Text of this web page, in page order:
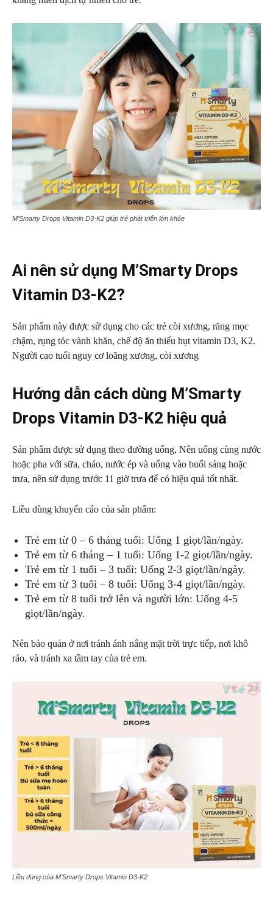
M’Smarty Drops Vitamin D3-K2 giúp trẻ phát triển lớn khỏe
Ai nên sử dụng M’Smarty Drops
Vitamin D3-K2?
Sản phẩm này được sử dụng cho các trẻ còi xương, răng mọc
chậm, rụng tóc vành khăn, chế độ ăn thiếu hụt vitamin D3, K2.
Người cao tuổi nguy cơ loãng xương, còi xương
Hướng dẫn cách dùng M’Smarty
Drops Vitamin D3-K2 hiệu quả
Sản phẩm được sử dụng theo đường uống, Nên uống cùng nước
hoặc pha với sữa, cháo, nước ép và uống vào buổi sáng hoặc
trưa, nên sử dụng trước 11 giờ trưa để có hiệu quả tốt nhất.
Liều dùng khuyến cáo của sản phẩm:
Trẻ em từ 0 – 6 tháng tuổi: Uống 1 giọt/lần/ngày.
Trẻ em từ 6 tháng – 1 tuổi: Uống 1-2 giọt/lần/ngày.
Trẻ em từ 1 tuổi – 3 tuổi: Uống 2-3 giọt/lần/ngày.
Trẻ em từ 3 tuổi – 8 tuổi: Uống 3-4 giọt/lần/ngày.
Trẻ em từ 8 tuổi trở lên và người lớn: Uống 4-5
giọt/lần/ngày.
Nên bảo quản ở nơi tránh ánh nắng mặt trời trực tiếp, nơi khô
ráo, và tránh xa tầm tay của trẻ em.
Liều dùng của M’Smarty Drops Vitamin D3-K2